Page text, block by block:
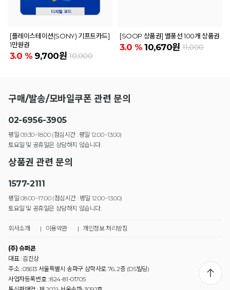
[플레이스테이션(SONY) 기프트카드]
1만원권
3.0 % 9,700원 10,000
[SOOP 상품권] 별풍선 100개 상품권
3.0 % 10,670원 11,000
구매/발송/모바일쿠폰 관련 문의
02-6956-3905
평일 09:30~18:00 (점심시간 : 평일 12:00~13:00)
토요일 및 공휴일은 상담하지 않습니다.
상품권 관련 문의
1577-2111
평일 08:00~17:00 (점심시간 : 평일 12:00~13:00)
토요일 및 공휴일은 상담하지 않습니다.
회사소개 | 이용약관 | 개인정보 처리방침
(주) 슈퍼콘
대표 : 김진상
주소 : 05613 서울특별시 송파구 삼학사로 76, 2층 (DS빌딩)
사업자등록번호 : 824-81-01705